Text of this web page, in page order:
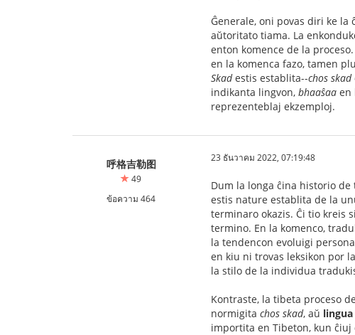
Ĝenerale, oni povas diri ke
aŭtoritato tiama. La
enton komence de la
en la komenca fazo, tamen
Skadestis establita--chos skad
indikanta lingvon, bhaaŝaa en
reprezenteblaj ekzemploj.
呼格吉勒图
49
ข้อความ 464
23 ธันวาคม 2022, 07:19:48
Dum la longa ĉina historio
estis nature establita de la
terminaro okazis. Ĉi tio kreis
termino. En la komenco,
la tendencon evoluigi
en kiu ni trovas leksikon por
la stilo de la individua
Kontraste, la tibeta proceso
normigita chos skad, aŭ lingua
importita en Tibeton, kun